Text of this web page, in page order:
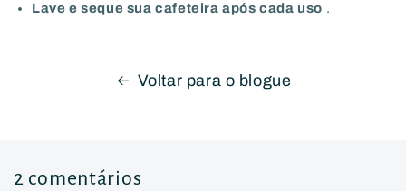
Lave e seque sua cafeteira após cada uso .
Voltar para o blogue
2 comentários